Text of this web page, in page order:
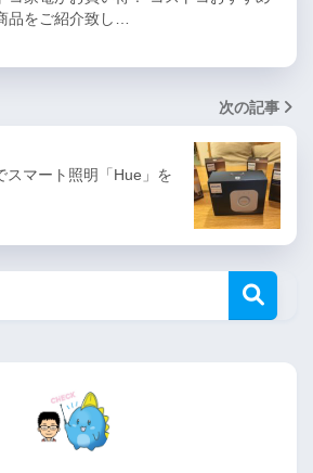
品をご紹介致し…
次の記事
マート照明「Hue」を